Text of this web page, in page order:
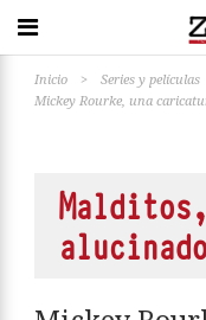
Inicio > Series y películas
Mickey Rourke, una